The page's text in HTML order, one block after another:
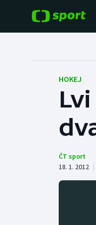
Hokej
Tenis
Cyklistika
HOKEJ
ČT sport
18. 1. 2012 |